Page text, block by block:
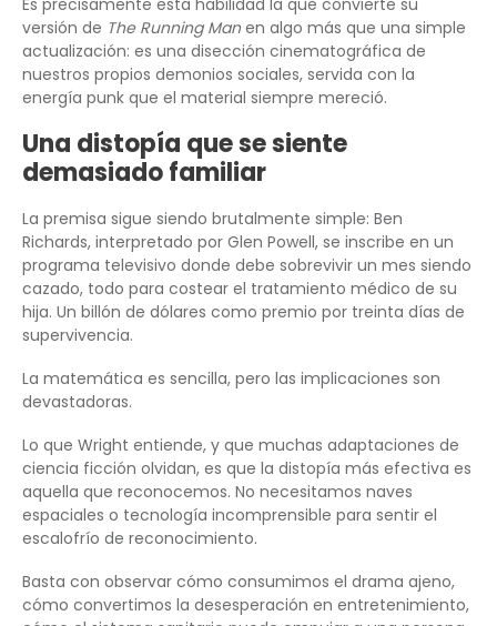
versión de The Running Manen algo más que una simple
actualización: es una disección cinematográfica de
nuestros propios demonios sociales, servida con la
energía punk que el material siempre mereció.
Una distopía que se siente
demasiado familiar
La premisa sigue siendo brutalmente simple: Ben
Richards, interpretado por Glen Powell, se inscribe en un
programa televisivo donde debe sobrevivir un mes siendo
cazado, todo para costear el tratamiento médico de su
hija. Un billón de dólares como premio por treinta días de
supervivencia.
La matemática es sencilla, pero las implicaciones son
devastadoras.
Lo que Wright entiende, y que muchas adaptaciones de
ciencia ficción olvidan, es que la distopía más efectiva es
aquella que reconocemos. No necesitamos naves
espaciales o tecnología incomprensible para sentir el
escalofrío de reconocimiento.
Basta con observar cómo consumimos el drama ajeno,
cómo convertimos la desesperación en entretenimiento,